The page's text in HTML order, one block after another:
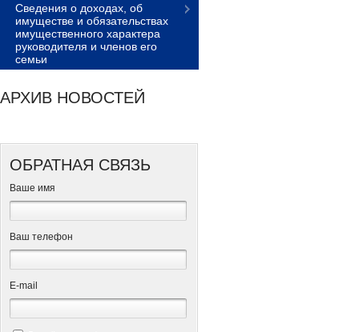
Сведения о доходах, об
имуществе и обязательствах
имущественного характера
руководителя и членов его
семьи
АРХИВ НОВОСТЕЙ
ОБРАТНАЯ СВЯЗЬ
Ваше имя
Ваш телефон
Е-mail